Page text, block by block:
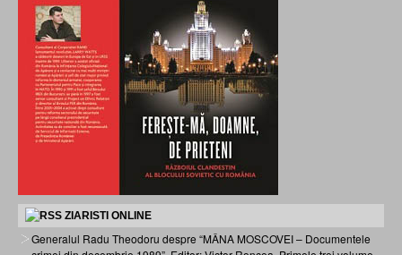
ZIARISTI ONLINE
Generalul Radu Theodoru despre “MÂNA MOSCOVEI – Documentele